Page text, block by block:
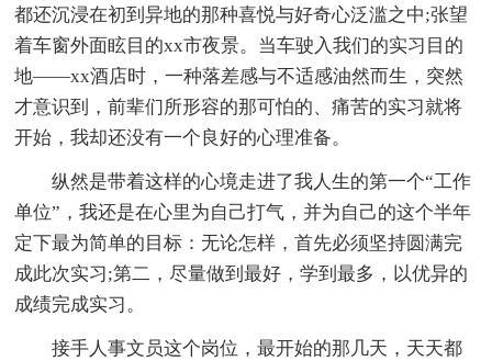
都还沉浸在初到异地的那种喜悦与好奇心泛滥之中;张望
着车窗外面眩目的xx市夜景。当车驶入我们的实习目的
地——xx酒店时，一种落差感与不适感油然而生，突然
才意识到，前辈们所形容的那可怕的、痛苦的实习就将
开始，我却还没有一个良好的心理准备。
纵然是带着这样的心境走进了我人生的第一个“工作
单位”，我还是在心里为自己打气，并为自己的这个半年
定下最为简单的目标：无论怎样，首先必须坚持圆满完
成此次实习;第二，尽量做到最好，学到最多，以优异的
成绩完成实习。
接手人事文员这个岗位，最开始的那几天，天天都